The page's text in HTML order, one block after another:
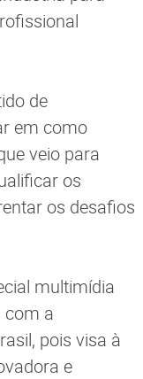
de
em como
veio para
os
os desafios
multimídia
com a
pois visa à
e